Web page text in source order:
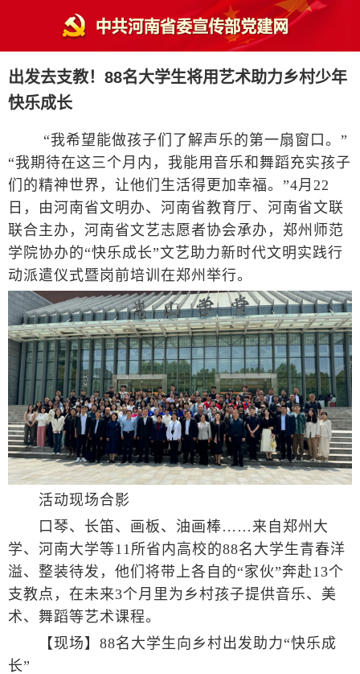
出发去支教！88名大学生将用艺术助力乡村少年
快乐成长
“我希望能做孩子们了解声乐的第一扇窗口。”
“我期待在这三个月内，我能用音乐和舞蹈充实孩子
们的精神世界，让他们生活得更加幸福。”4月22
日，由河南省文明办、河南省教育厅、河南省文联
联合主办，河南省文艺志愿者协会承办，郑州师范
学院协办的“快乐成长”文艺助力新时代文明实践行
动派遣仪式暨岗前培训在郑州举行。
活动现场合影
口琴、长笛、画板、油画棒……来自郑州大
学、河南大学等11所省内高校的88名大学生青春洋
溢、整装待发，他们将带上各自的“家伙”奔赴13个
支教点，在未来3个月里为乡村孩子提供音乐、美
术、舞蹈等艺术课程。
【现场】88名大学生向乡村出发助力“快乐成
长”